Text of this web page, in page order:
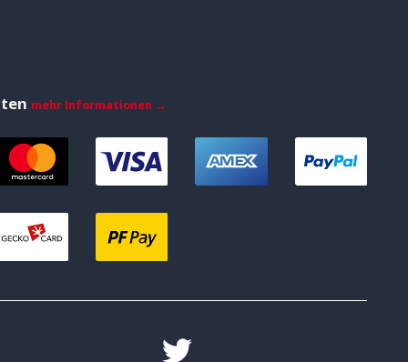
mehr Informationen →